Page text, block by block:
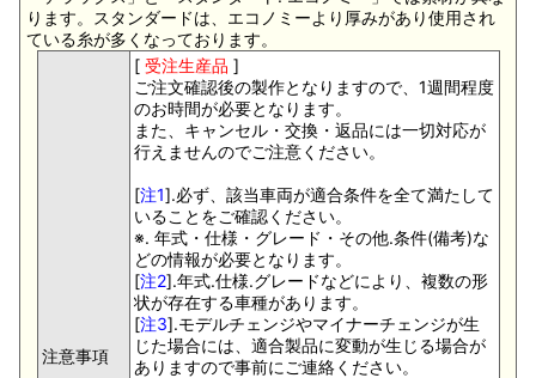
ります。スタンダードは、エコノミーより厚みがあり使用され
ている糸が多くなっております。
注意事項
[ 受注生産品 ]
ご注文確認後の製作となりますので、1週間程度
のお時間が必要となります。
また、キャンセル・交換・返品には一切対応が
行えませんのでご注意ください。
[注1].必ず、該当車両が適合条件を全て満たして
いることをご確認ください。
※. 年式・仕様・グレード・その他.条件(備考)な
どの情報が必要となります。
[注2].年式.仕様.グレードなどにより、複数の形
状が存在する車種があります。
[注3].モデルチェンジやマイナーチェンジが生
じた場合には、適合製品に変動が生じる場合が
ありますので事前にご連絡ください。